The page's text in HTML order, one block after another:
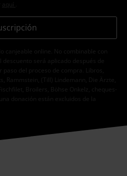
aquí
canjeable online. No combinable con
descuento será aplicado después de
del proceso de compra. Libros,
Rammstein, (Till) Lindemann, Die Ärzte,
Broilers, Böhse Onkelz, cheques-
donación están excluidos de la